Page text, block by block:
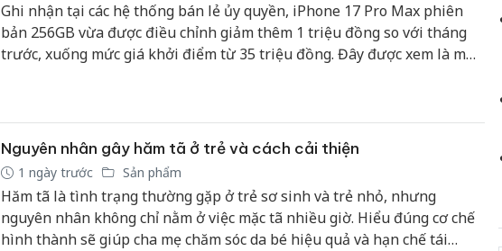
Ghi nhận tại các hệ thống bán lẻ ủy quyền, iPhone 17 Pro Max phiên
bản 256GB vừa được điều chỉnh giảm thêm 1 triệu đồng so với tháng
trước, xuống mức giá khởi điểm từ 35 triệu đồng. Đây được xem là mức
Nguyên nhân gây hăm tã ở trẻ và cách cải thiện
1 ngày trước Sản phẩm
Hăm tã là tình trạng thường gặp ở trẻ sơ sinh và trẻ nhỏ, nhưng
nguyên nhân không chỉ nằm ở việc mặc tã nhiều giờ. Hiểu đúng cơ chế
hình thành sẽ giúp cha mẹ chăm sóc da bé hiệu quả và hạn chế tái